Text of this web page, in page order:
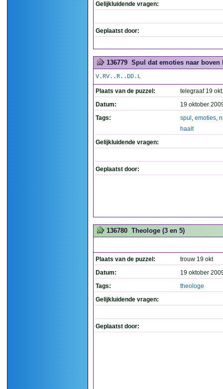
Gelijkluidende vragen:
Geplaatst door:
136779 Spul dat emoties naar boven
V.RV..R..DD.L
Plaats van de puzzel:
telegraaf 19 okt.
Datum:
19 oktober
Tags:
spul , emoties,
haalt
Gelijkluidende vragen:
Geplaatst door:
136780 Theologe (3 en 5)
Plaats van de puzzel:
trouw 19 okt
Datum:
19 oktober
Tags:
theologe
Gelijkluidende vragen:
Geplaatst door: